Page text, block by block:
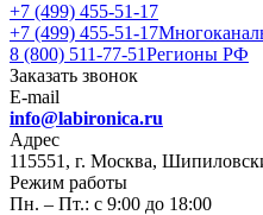
+7 (499) 455-51-17
+7 (499) 455-51-17
8 (800) 511-77-51Регионы РФ
Заказать звонок
E-mail
info@labironica.ru
Адрес
115551, г. Москва,
Режим работы
Пн. – Пт.: с 9:00 до 18:00